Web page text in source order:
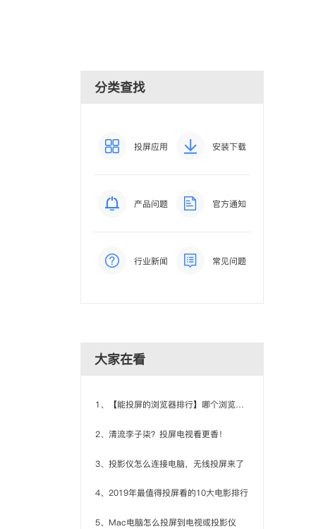
分类查找
投屏应用 安装下载
产品问题 官方通知
行业新闻 常见问题
大家在看
1、【能投屏的浏览器排行】哪个浏览器投屏电视好
2、清流李子柒？投屏电视看更香！
3、投影仪怎么连接电脑，无线投屏来了
4、2019年最值得投屏看的10大电影排行
5、Mac电脑怎么投屏到电视或投影仪